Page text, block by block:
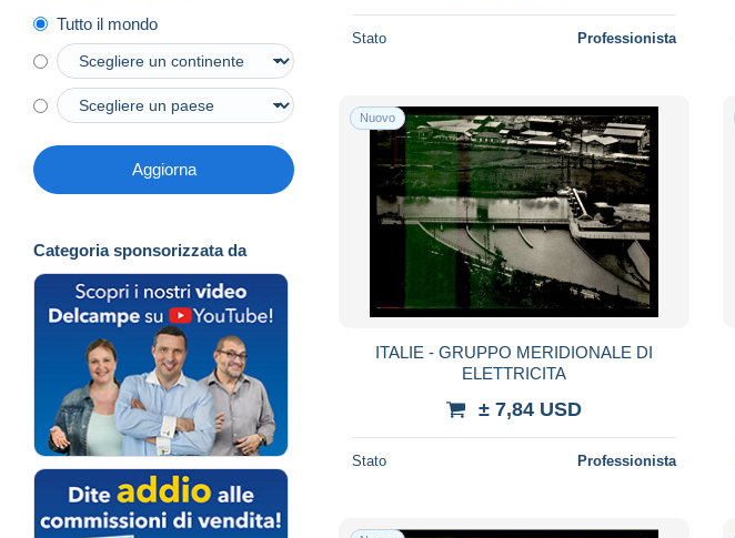
Tutto il mondo
Aggiorna
Categoria sponsorizzata da
Stato Professionista
Nuovo
ITALIE - GRUPPO MERIDIONALE DI
ELETTRICITA
± 7,84 USD
Stato Professionista